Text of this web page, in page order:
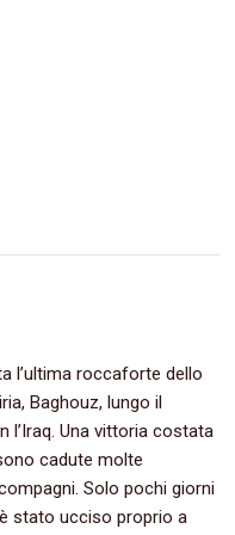
l’ultima roccaforte dello
Baghouz, lungo il
l’Iraq. Una vittoria costata
cadute molte
Solo pochi giorni
stato ucciso proprio a